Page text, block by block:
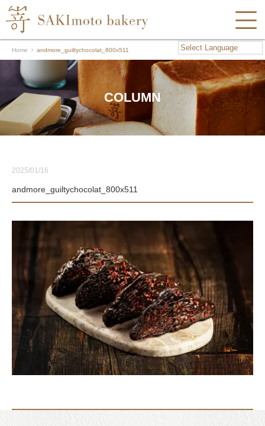
Home andmore_guiltychocolat_800x511
COLUMN
2025/01/16
andmore_guiltychocolat_800x511